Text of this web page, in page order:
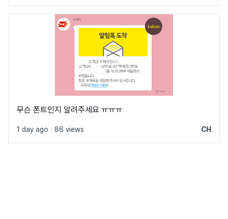
무슨 폰트인지 알려주세요 ㅠㅠㅠ
1 day ago 86 views CH